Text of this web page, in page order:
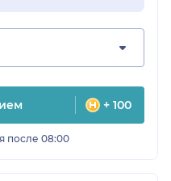
+ 100
после 08:00